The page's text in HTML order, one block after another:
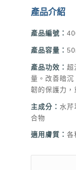
產品介紹
產品編號：
產品容量： 50
產品功效： 超
量。改善暗沉
韌的保護力，
主成分： 水芹
合物
適用膚質： 各